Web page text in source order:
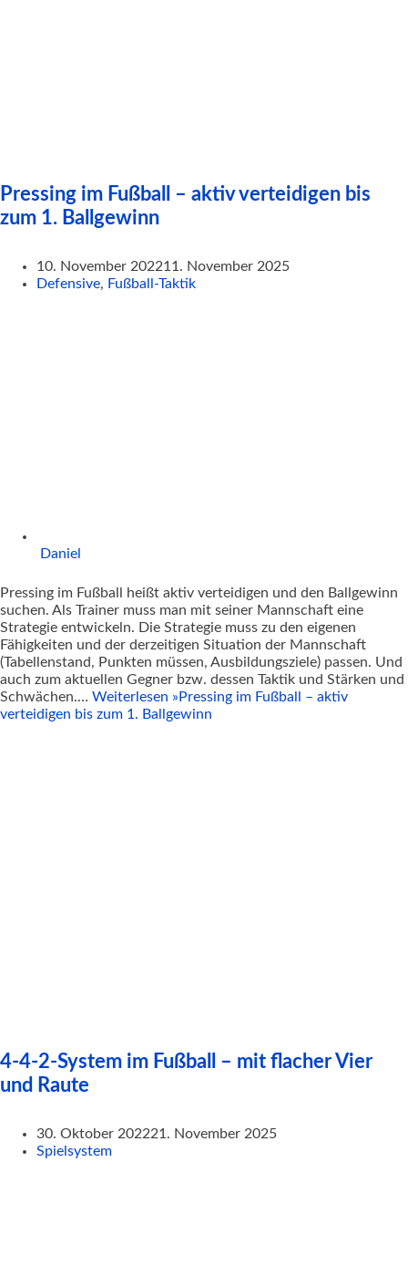
Pressing im Fußball – aktiv verteidigen bis
zum 1. Ballgewinn
10. November 202211. November 2025
Defensive, Fußball-Taktik
Daniel
Pressing im Fußball heißt aktiv verteidigen und den Ballgewinn
suchen. Als Trainer muss man mit seiner Mannschaft eine
Strategie entwickeln. Die Strategie muss zu den eigenen
Fähigkeiten und der derzeitigen Situation der Mannschaft
(Tabellenstand, Punkten müssen, Ausbildungsziele) passen. Und
auch zum aktuellen Gegner bzw. dessen Taktik und Stärken und
Schwächen.… Weiterlesen » Pressing im Fußball – aktiv
verteidigen bis zum 1. Ballgewinn
4-4-2-System im Fußball – mit flacher Vier
und Raute
30. Oktober 202221. November 2025
Spielsystem